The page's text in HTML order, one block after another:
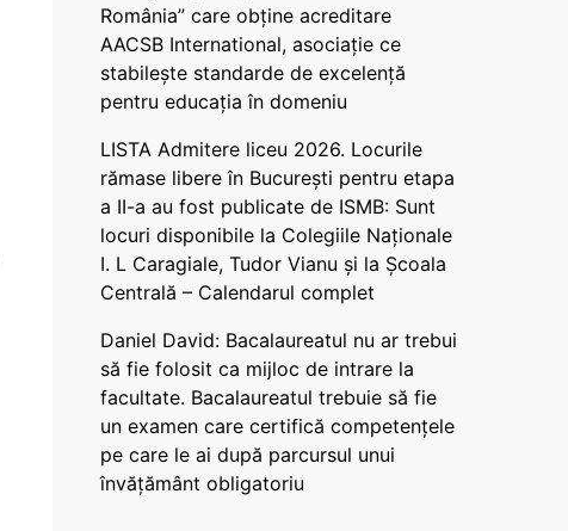
România” care obține acreditare
AACSB International, asociație ce
stabilește standarde de excelență
pentru educația în domeniu
LISTA Admitere liceu 2026. Locurile
rămase libere în București pentru etapa
a II-a au fost publicate de ISMB: Sunt
locuri disponibile la Colegiile Naționale
I. L Caragiale, Tudor Vianu și la Școala
Centrală – Calendarul complet
Daniel David: Bacalaureatul nu ar trebui
să fie folosit ca mijloc de intrare la
facultate. Bacalaureatul trebuie să fie
un examen care certifică competențele
pe care le ai după parcursul unui
învățământ obligatoriu